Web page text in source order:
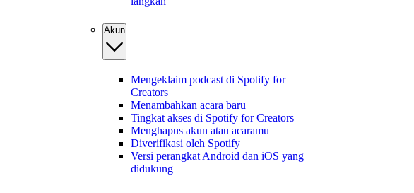
Akun
Mengeklaim podcast di Spotify for
Creators
Menambahkan acara baru
Tingkat akses di Spotify for Creators
Menghapus akun atau acaramu
Diverifikasi oleh Spotify
Versi perangkat Android dan iOS yang
didukung